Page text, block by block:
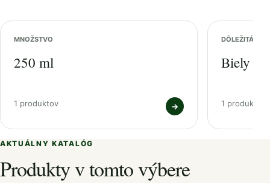
MNOŽSTVO
250 ml
1 produktov →
DÔLEŽITÁ
Biely čaj
1 produktov
AKTUÁLNY KATALÓG
Produkty v tomto výbere